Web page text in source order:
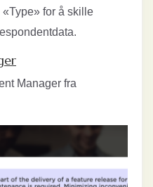
«Type» for å skille
Manager fra